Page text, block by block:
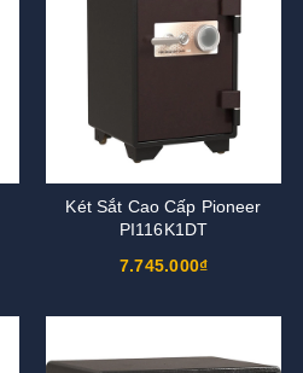
Két Sắt Cao Cấp Pioneer
PI116K1DT
7.745.000₫